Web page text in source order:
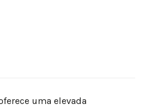
uma elevada